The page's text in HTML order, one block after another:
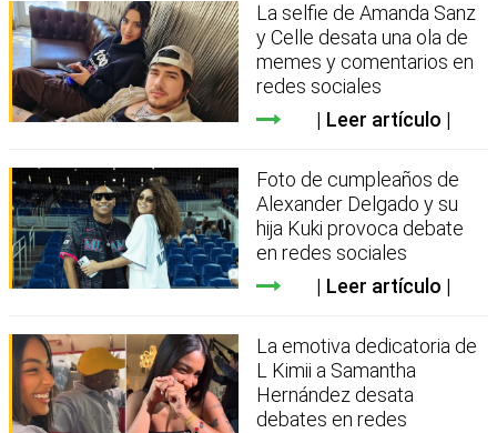
La selfie de Amanda Sanz
y Celle desata una ola de
memes y comentarios en
redes sociales
Leer artículo
Foto de cumpleaños de
Alexander Delgado y su
hija Kuki provoca debate
en redes sociales
Leer artículo
La emotiva dedicatoria de
L Kimii a Samantha
Hernández desata
debates en redes